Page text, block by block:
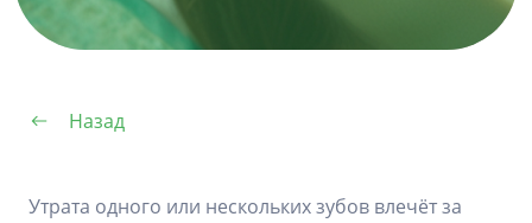
Назад
Утрата одного или нескольких зубов влечёт за